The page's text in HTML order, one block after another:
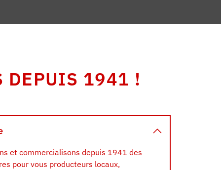
DEPUIS 1941 !
et commercialisons depuis 1941 des
pour vous producteurs locaux,